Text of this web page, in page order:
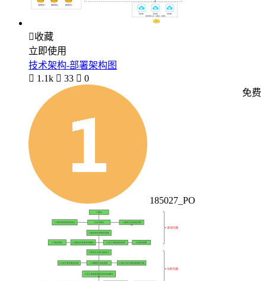
收藏
立即使用
技术架构-部署架构图
 1.1k  33  0
185027_PO
免费